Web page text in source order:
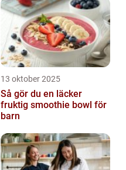
13 oktober 2025
Så gör du en läcker
fruktig smoothie bowl för
barn